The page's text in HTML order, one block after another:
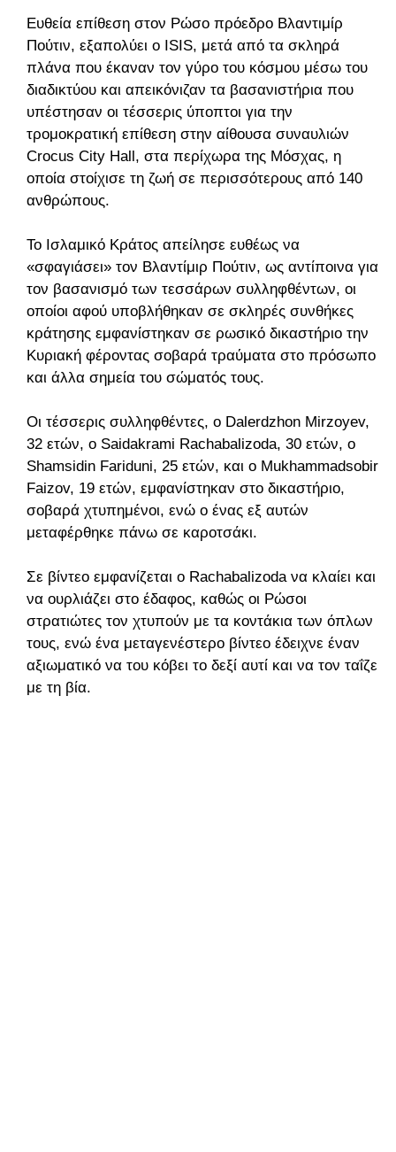
Ευθεία επίθεση στον Ρώσο πρόεδρο Βλαντιμίρ
Πούτιν, εξαπολύει ο ISIS, μετά από τα σκληρά
πλάνα που έκαναν τον γύρο του κόσμου μέσω του
διαδικτύου και απεικόνιζαν τα βασανιστήρια που
υπέστησαν οι τέσσερις ύποπτοι για την
τρομοκρατική επίθεση στην αίθουσα συναυλιών
Crocus City Hall, στα περίχωρα της Μόσχας, η
οποία στοίχισε τη ζωή σε περισσότερους από 140
ανθρώπους.
Το Ισλαμικό Κράτος απείλησε ευθέως να
«σφαγιάσει» τον Βλαντίμιρ Πούτιν, ως αντίποινα για
τον βασανισμό των τεσσάρων συλληφθέντων, οι
οποίοι αφού υποβλήθηκαν σε σκληρές συνθήκες
κράτησης εμφανίστηκαν σε ρωσικό δικαστήριο την
Κυριακή φέροντας σοβαρά τραύματα στο πρόσωπο
και άλλα σημεία του σώματός τους.
Οι τέσσερις συλληφθέντες, ο Dalerdzhon Mirzoyev,
32 ετών, ο Saidakrami Rachabalizoda, 30 ετών, ο
Shamsidin Fariduni, 25 ετών, και ο Mukhammadsobir
Faizov, 19 ετών, εμφανίστηκαν στο δικαστήριο,
σοβαρά χτυπημένοι, ενώ ο ένας εξ αυτών
μεταφέρθηκε πάνω σε καροτσάκι.
Σε βίντεο εμφανίζεται ο Rachabalizoda να κλαίει και
να ουρλιάζει στο έδαφος, καθώς οι Ρώσοι
στρατιώτες τον χτυπούν με τα κοντάκια των όπλων
τους, ενώ ένα μεταγενέστερο βίντεο έδειχνε έναν
αξιωματικό να του κόβει το δεξί αυτί και να τον ταΐζει
με τη βία.